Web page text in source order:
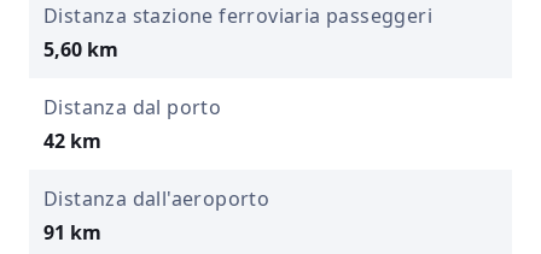
Distanza stazione ferroviaria passeggeri
5,60 km
Distanza dal porto
42 km
Distanza dall'aeroporto
91 km